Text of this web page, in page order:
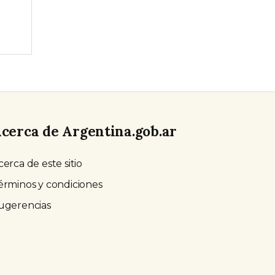
de Argentina.gob.ar
de este sitio
y condiciones